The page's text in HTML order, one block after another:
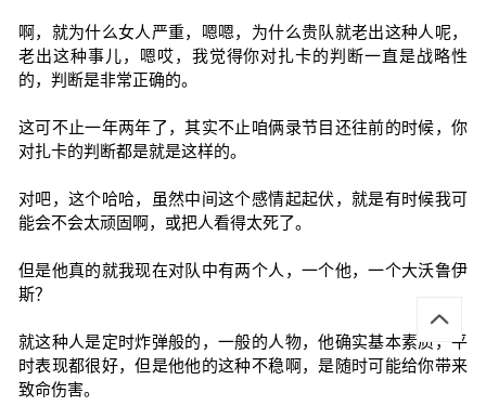
啊，就为什么女人严重，嗯嗯，为什么贵队就老出这种人呢，
老出这种事儿，嗯哎，我觉得你对扎卡的判断一直是战略性
的，判断是非常正确的。
这可不止一年两年了，其实不止咱俩录节目还往前的时候，你
对扎卡的判断都是就是这样的。
对吧，这个哈哈，虽然中间这个感情起起伏，就是有时候我可
能会不会太顽固啊，或把人看得太死了。
但是他真的就我现在对队中有两个人，一个他，一个大沃鲁伊
斯？
就这种人是定时炸弹般的，一般的人物，他确实基本素质，平
时表现都很好，但是他他的这种不稳啊，是随时可能给你带来
致命伤害。